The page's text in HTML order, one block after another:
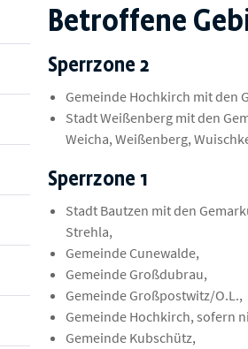
Betroffene
Sperrzone 2
Gemeinde Hochkirch mit den
Stadt Weißenberg mit den
Weicha, Weißenberg,
Sperrzone 1
Stadt Bautzen mit den
Strehla,
Gemeinde Cunewalde,
Gemeinde Großdubrau,
Gemeinde Großpostwitz/O.L.,
Gemeinde Hochkirch, sofern
Gemeinde Kubschütz,